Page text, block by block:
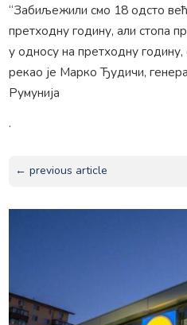
“Забиљежили смо 18 одсто
претходну годину, али стопа
у односу на претходну годину,
рекао је Марко Ђудичи,
Румунија
.
← previous article